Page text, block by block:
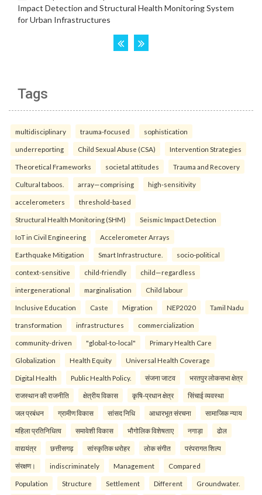
Tags
multidisciplinary trauma-focused sophistication
underreporting Child Sexual Abuse (CSA) Intervention Strategies
Theoretical Frameworks societal attitudes Trauma and Recovery
Cultural taboos. array—comprising high-sensitivity
accelerometers threshold-based
Structural Health Monitoring (SHM) Seismic Impact Detection
IoT in Civil Engineering Accelerometer Arrays
Earthquake Mitigation Smart Infrastructure. socio-political
context-sensitive child-friendly child—regardless
intergenerational marginalisation Child labour
Inclusive Education Caste Migration NEP2020 Tamil Nadu
transformation infrastructures commercialization
community-driven "global-to-local" Primary Health Care
Globalization Health Equity Universal Health Coverage
Digital Health Public Health Policy. संजना जाटव भरतपुर लोकसभा क्षेत्र
राजस्थान की राजनीति क्षेत्रीय विकास कृषि-प्रधान क्षेत्र सिंचाई व्यवस्था
जल प्रबंधन ग्रामीण विकास सांसद निधि आधारभूत संरचना सामाजिक न्याय
महिला प्रतिनिधित्व समावेशी विकास भौगोलिक विशेषताए नगाड़ा ढोल
वाद्ययंत्र छत्तीसगढ़ सांस्कृतिक धरोहर लोक संगीत परंपरागत शिल्प
संरक्षण। indiscriminately Management Compared
Population Structure Settlement Different Groundwater.